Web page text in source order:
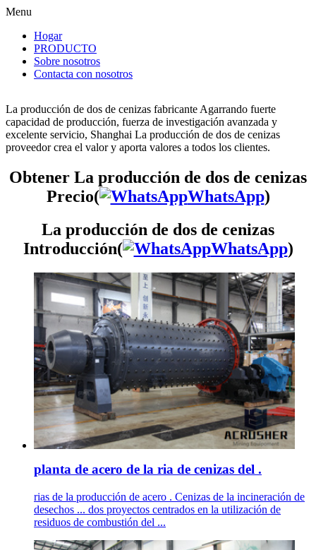
Menu
Hogar
PRODUCTO
Sobre nosotros
Contacta con nosotros
La producción de dos de cenizas fabricante Agarrando fuerte
capacidad de producción, fuerza de investigación avanzada y
excelente servicio, Shanghai La producción de dos de cenizas
proveedor crea el valor y aporta valores a todos los clientes.
Obtener La producción de dos de cenizas
Precio(
WhatsApp)
La producción de dos de cenizas
Introducción(
WhatsApp)
planta de acero de la ria de cenizas del .
rias de la producción de acero . Cenizas de la incineración de
desechos ... dos proyectos centrados en la utilización de
residuos de combustión del ...